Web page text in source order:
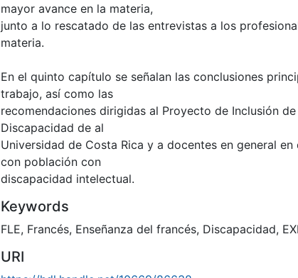
mayor avance en la materia,
junto a lo rescatado de las entrevistas a los
materia.
En el quinto capítulo se señalan las conclusiones
trabajo, así como las
recomendaciones dirigidas al Proyecto de Inclusión
Discapacidad de al
Universidad de Costa Rica y a docentes en general
con población con
discapacidad intelectual.
Keywords
FLE, Francés, Enseñanza del francés, Discapacidad,
URI